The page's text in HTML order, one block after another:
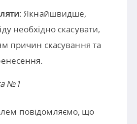
: Якнайшвидше,
необхідно скасувати,
причин скасування та
№1
повідомляємо, що